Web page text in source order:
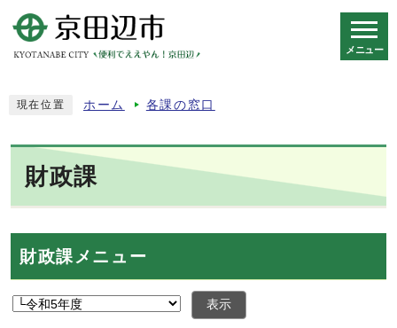
メニュー
現在位置 ホーム 各課の窓口
財政課
財政課メニュー
表示